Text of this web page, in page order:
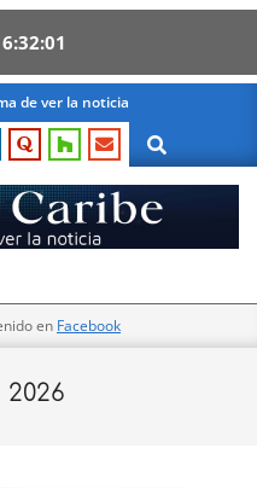
32 01
de ver la noticia
Search
en Facebook